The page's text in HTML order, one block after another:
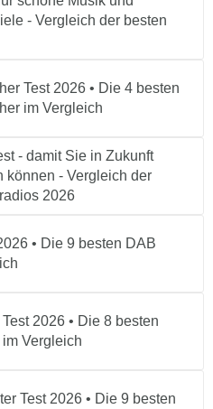
- Vergleich der besten
Test 2026 • Die 4 besten
im Vergleich
- damit Sie in Zukunft
können - Vergleich der
2026
• Die 9 besten DAB
2026 • Die 8 besten
Vergleich
Test 2026 • Die 9 besten